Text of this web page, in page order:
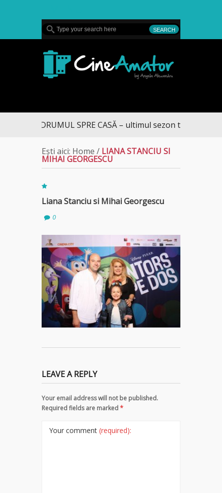
DRUMUL SPRE CASĂ – ultimul sezon te aduce la
Ești aici: Home / LIANA STANCIU SI
MIHAI GEORGESCU
Liana Stanciu si Mihai Georgescu
0
LEAVE A REPLY
Your email address will not be published.
Required fields are marked*
Your comment (required):